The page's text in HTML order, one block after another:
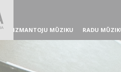
IZMANTOJU MŪZIKU RADU